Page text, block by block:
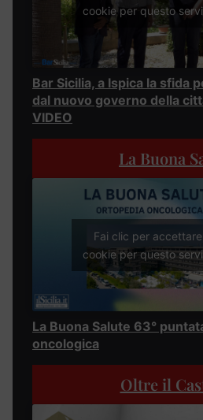
cookie per questo
Bar Sicilia, a Ispica la sfida
dal nuovo governo della
VIDEO
La Buona
Fai clic per
cookie per questo
La Buona Salute 63°
oncologica
Oltre il